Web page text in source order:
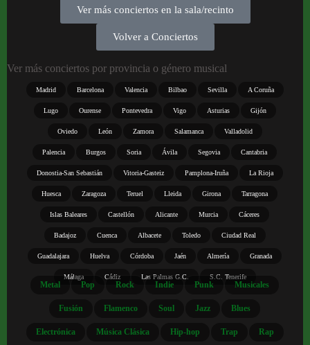
Ver más conciertos en la sala/recinto
Volver a Conciertos
Ver más conciertos por provincia o género musical
Madrid Barcelona Valencia Bilbao Sevilla A Coruña
Lugo Ourense Pontevedra Vigo Asturias Gijón
Oviedo León Zamora Salamanca Valladolid
Palencia Burgos Soria Ávila Segovia Cantabria
Donostia-San Sebastián Vitoria-Gasteiz Pamplona-Iruña La Rioja
Huesca Zaragoza Teruel Lleida Girona Tarragona
Islas Baleares Castellón Alicante Murcia Cáceres
Badajoz Cuenca Albacete Toledo Ciudad Real
Guadalajara Huelva Córdoba Jaén Almería Granada
Málaga Cádiz Las Palmas G.C. S.C. Tenerife
Metal Pop Rock Indie Punk Musicales
Fusión Flamenco Soul Jazz Blues
Electrónica Música Clásica Hip-hop Trap Rap